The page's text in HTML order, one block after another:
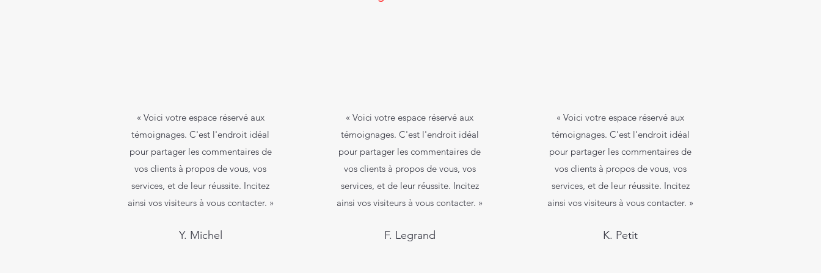
« Voici votre espace réservé aux
témoignages. C'est l'endroit idéal
pour partager les commentaires de
vos clients à propos de vous, vos
services, et de leur réussite. Incitez
ainsi vos visiteurs à vous contacter. »
Y. Michel
« Voici votre espace réservé aux
témoignages. C'est l'endroit idéal
pour partager les commentaires de
vos clients à propos de vous, vos
services, et de leur réussite. Incitez
ainsi vos visiteurs à vous contacter. »
F. Legrand
« Voici votre espace réservé aux
témoignages. C'est l'endroit idéal
pour partager les commentaires de
vos clients à propos de vous, vos
services, et de leur réussite. Incitez
ainsi vos visiteurs à vous contacter. »
K. Petit